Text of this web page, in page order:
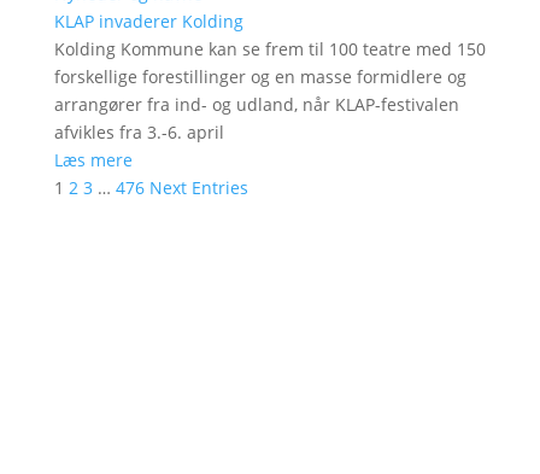
KLAP invaderer Kolding
Kolding Kommune kan se frem til 100 teatre med 150
forskellige forestillinger og en masse formidlere og
arrangører fra ind- og udland, når KLAP-festivalen
afvikles fra 3.-6. april
Læs mere
1 2 3 … 476 Next Entries